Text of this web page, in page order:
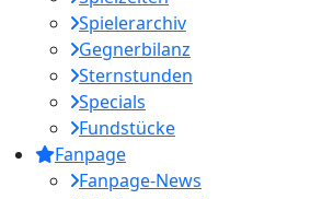
Spielerarchiv
Gegnerbilanz
Sternstunden
Specials
Fundstücke
Fanpage
Fanpage-News